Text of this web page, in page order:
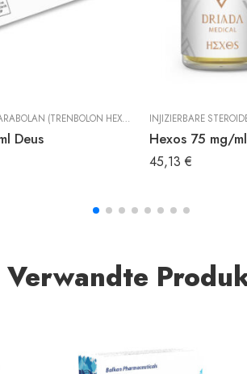
(TRENBOLON HEXAHYDROBENZYLCARBONAT)
Deus
INJIZIERBARE
Hexos 75 mg/
45,13 €
Verwandte